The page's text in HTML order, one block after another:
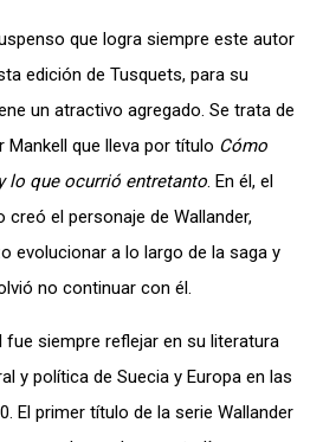
que logra siempre este autor
edición de Tusquets, para su
un atractivo agregado. Se trata de
que lleva por título Cómo
lo que ocurrió entretanto. En él, el
el personaje de Wallander,
evolucionar a lo largo de la saga y
no continuar con él.
fue siempre reflejar en su literatura
y política de Suecia y Europa en las
El primer título de la serie Wallander